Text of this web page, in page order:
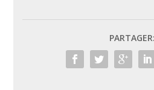
PARTAGER: